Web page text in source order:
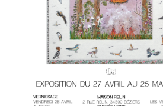
Prénom
Statut / Organisation
J'accepte lestermes et
Adresse email*
Prénom